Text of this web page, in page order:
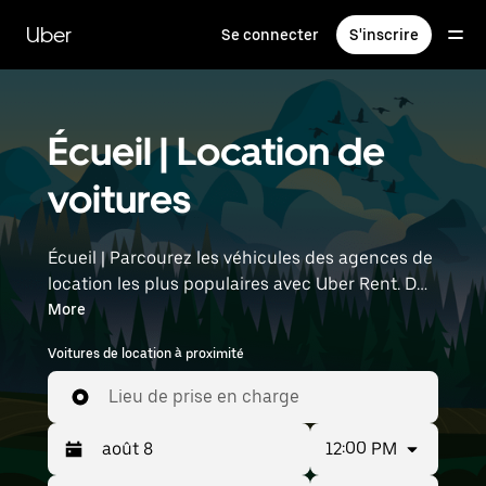
contenu
principal
Uber Se connecter S'inscrire
Écueil | Location de
voitures
Écueil | Parcourez les véhicules des agences de
location les plus populaires avec Uber Rent. Des
voitures électriques aux berlines de luxe en
passant par les SUV, vous trouverez des
véhicules adaptés aux voyageurs en solo et aux
groupes comptant jusqu'à sept personnes.
Saisissez l'heure et l'emplacement (par
exemple : Paris Charles de Gaulle Airport) pour
trouver des voitures de location à proximité.
More
Voitures de location à proximité
Lieu de prise en charge
12:00 PM